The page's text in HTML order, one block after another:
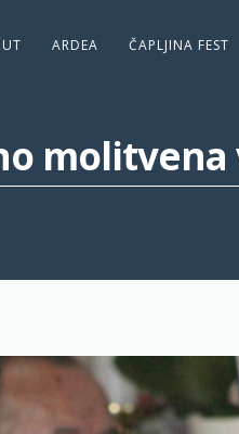
ARDEA ČAPLJINA FEST
molitvena